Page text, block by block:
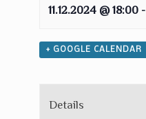
11.12.2024 @ 18:00-
+ GOOGLE CALENDAR
Details